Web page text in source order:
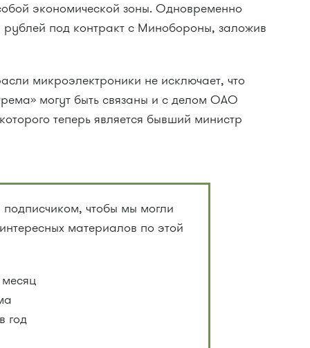
экономической зоны. Одновременно
под контракт с Минобороны, заложив
микроэлектроники не исключает, что
могут быть связаны и с делом ОАО
теперь является бывший министр
чтобы мы могли
материалов по этой
год